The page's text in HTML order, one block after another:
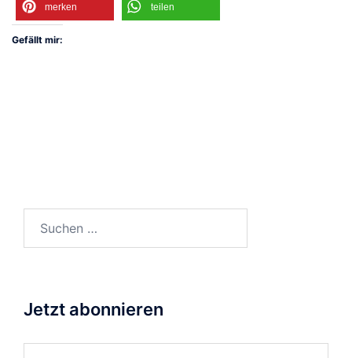
merken teilen
Gefällt mir:
nach:
Jetzt abonnieren
Gib deine E-Mail-Adresse ein ...